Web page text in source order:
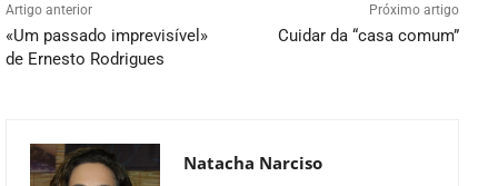
Artigo anterior
«Um passado imprevisível»
de Ernesto Rodrigues
Próximo artigo
Cuidar da “casa comum”
Natacha Narciso